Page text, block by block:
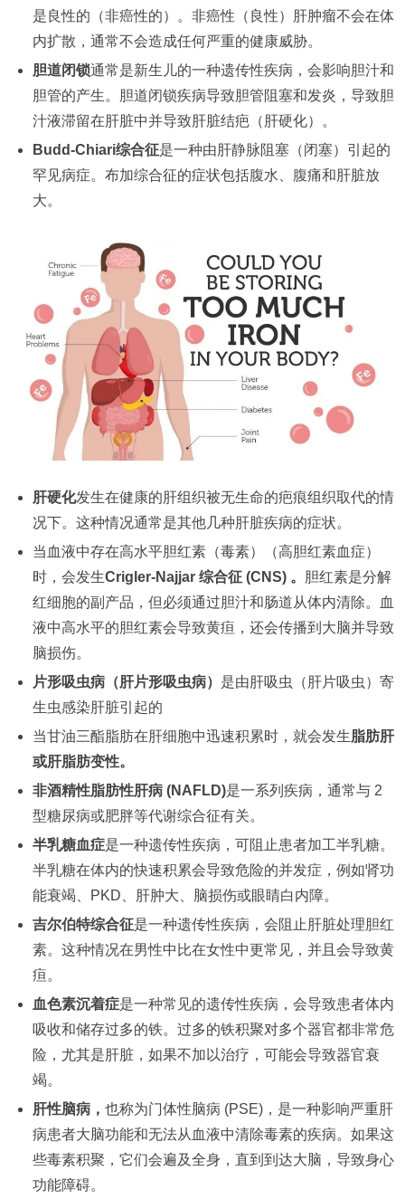
是良性的（非癌性的）。非癌性（良性）肝肿瘤不会在体
内扩散，通常不会造成任何严重的健康威胁。
胆道闭锁通常是新生儿的一种遗传性疾病，会影响胆汁和
胆管的产生。胆道闭锁疾病导致胆管阻塞和发炎，导致胆
汁液滞留在肝脏中并导致肝脏结疤（肝硬化）。
Budd-Chiari综合征是一种由肝静脉阻塞（闭塞）引起的
罕见病症。布加综合征的症状包括腹水、腹痛和肝脏放
大。
肝硬化发生在健康的肝组织被无生命的疤痕组织取代的情
况下。这种情况通常是其他几种肝脏疾病的症状。
当血液中存在高水平胆红素（毒素）（高胆红素血症）
时，会发生Crigler-Najjar 综合征 (CNS) 。
胆红素是分解
红细胞的副产品，但必须通过胆汁和肠道从体内清除。血
液中高水平的胆红素会导致黄疸，还会传播到大脑并导致
脑损伤。
片形吸虫病（肝片形吸虫病） 是由肝吸虫（肝片吸虫）寄
生虫感染肝脏引起的
当甘油三酯脂肪在肝细胞中迅速积累时，就会发生脂肪肝
或肝脂肪变性。
非酒精性脂肪性肝病 (NAFLD)是一系列疾病，通常与 2
型糖尿病或肥胖等代谢综合征有关。
半乳糖血症是一种遗传性疾病，可阻止患者加工半乳糖。
半乳糖在体内的快速积累会导致危险的并发症，例如肾功
能衰竭、PKD、肝肿大、脑损伤或眼睛白内障。
吉尔伯特综合征是一种遗传性疾病，会阻止肝脏处理胆红
素。这种情况在男性中比在女性中更常见，并且会导致黄
疸。
血色素沉着症是一种常见的遗传性疾病，会导致患者体内
吸收和储存过多的铁。过多的铁积聚对多个器官都非常危
险，尤其是肝脏，如果不加以治疗，可能会导致器官衰
竭。
肝性脑病， 也称为门体性脑病 (PSE)，是一种影响严重肝
病患者大脑功能和无法从血液中清除毒素的疾病。如果这
些毒素积聚，它们会遍及全身，直到到达大脑，导致身心
功能障碍。